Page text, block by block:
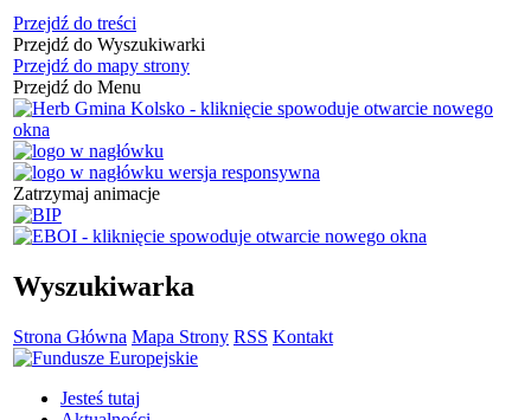
Przejdź do treści
Przejdź do Wyszukiwarki
Przejdź do mapy strony
Przejdź do Menu
Zatrzymaj animacje
Wyszukiwarka
Strona Główna Mapa Strony RSS Kontakt
Jesteś tutaj